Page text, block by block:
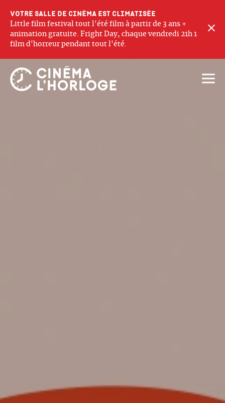
Votre salle de cinéma est climatisée
Little film festival tout l'été film à partir de 3 ans +
animation gratuite. Fright Day, chaque vendredi 21h 1
film d'horreur pendant tout l'été.